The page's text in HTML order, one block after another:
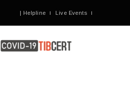
| Helpline Live Events